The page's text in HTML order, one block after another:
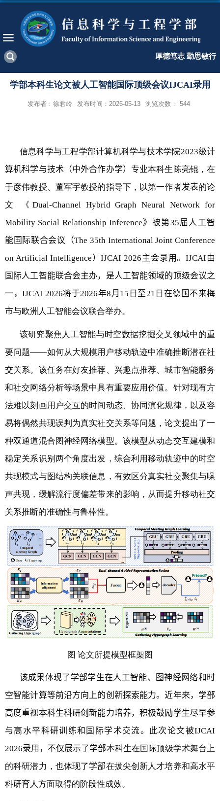
厚德笃志 勤思敏行
学部本科生论文被人工智能国际顶级会议IJCAI录用
发布者：徐君岭 发布时间：2026-05-13 浏览次数： 544
信息科学与工程学部计算机科学与技术学院2023级计
算机科学与技术（中外合作办学） 专业本科生陈亮锟，在
于彦伟教授、董军宇教授的指导下，以第一作者发表的论
文 《 Dual-Channel Hybrid Graph Neural Network for
Mobility Social Relationship Inference》被第35届人工智
能国际联合会议（The 35th International Joint Conference
on Artificial Intelligence）IJCAI 2026主会录用。IJCAI 由
国际人工智能联合会主办，是人工智能领域的顶级会议之
一， IJCAI 2026将于2026年8月 15 日至21 日在德国不来梅
市与欧洲人工智能会议联合举办。
该研究聚焦人工智能与时空数据挖掘交叉领域中的重
要问题——如何从大规模用户移动轨迹中准确推断潜在社
交关系。该任务在好友推荐、兴趣点推荐、城市智能服务
和社交网络分析等场景中具有重要应用价值。针对现有方
法难以刻画用户交互的时间动态、协同演化规律，以及容
易将偶然共现误判为真实社交关系等问题，论文提出了一
种双通道混合图神经网络模型。该模型从动态交互建模和
稳定关系识别两个角度出发，综合利用移动轨迹中的时空
共现模式与图结构关联信息，有效区分真实社交聚集与噪
声共现，缓解流行度偏差带来的影响，从而提升移动社交
关系推断的准确性与鲁棒性。
图 论文所提模型框架图
该成果体现了 学部学生在人工智能、图神经网络和时
空智能计算等前沿方向上的创新探索能力。近年来， 学部
高度重视本科生科研创新能力培养，积极鼓励学生尽早参
与高水平科研训练和国际学术交流。此次论文被IJCAI
2026录用，不仅展示了 学部本科生在国际顶级学术舞台上
的科研潜力，也体现了学部在拔尖创新人才培养和高水平
科研育人方面取得的阶段性成效。